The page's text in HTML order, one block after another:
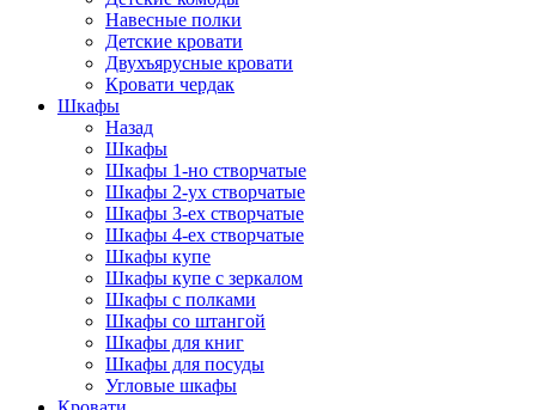
Навесные полки
Детские кровати
Двухъярусные кровати
Кровати чердак
Шкафы
Назад
Шкафы
Шкафы 1-но створчатые
Шкафы 2-ух створчатые
Шкафы 3-ех створчатые
Шкафы 4-ех створчатые
Шкафы купе
Шкафы купе с зеркалом
Шкафы с полками
Шкафы со штангой
Шкафы для книг
Шкафы для посуды
Угловые шкафы